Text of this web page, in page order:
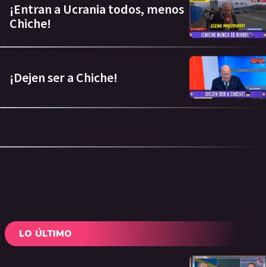
¡Entran a Ucrania todos, menos
Chiche!
¡Dejen ser a Chiche!
LO ÚLTIMO